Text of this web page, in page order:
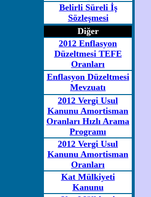
Belirli Süreli İş
Sözleşmesi
Diğer
2012 Enflasyon
Düzeltmesi TEFE
Oranları
Enflasyon Düzeltmesi
Mevzuatı
2012 Vergi Usul
Kanunu Amortisman
Oranları Hızlı Arama
Programı
2012 Vergi Usul
Kanunu Amortisman
Oranları
Kat Mülkiyeti
Kanunu